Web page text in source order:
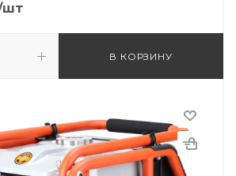
шт
В КОРЗИНУ